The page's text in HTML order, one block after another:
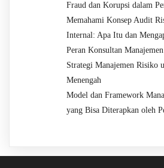
Fraud dan Korupsi dalam
Memahami Konsep Audit
Internal: Apa Itu dan
Peran Konsultan
Strategi Manajemen Risiko
Menengah
Model dan Framework
yang Bisa Diterapkan oleh